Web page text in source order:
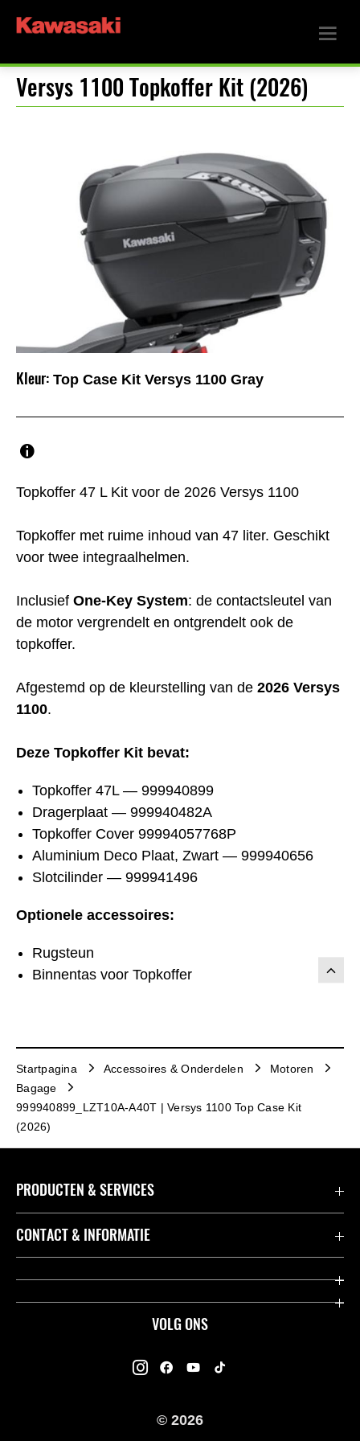
Versys 1100 Topkoffer Kit (2026)
Topkoffer 47 L Kit voor de 2026 Versys 1100
Topkoffer met ruime inhoud van 47 liter. Geschikt
voor twee integraalhelmen.
Inclusief One-Key System: de contactsleutel van
de motor vergrendelt en ontgrendelt ook de
topkoffer.
Afgestemd op de kleurstelling van de 2026 Versys
1100.
Deze Topkoffer Kit bevat:
Topkoffer 47L — 999940899
Dragerplaat — 999940482A
Topkoffer Cover 99994057768P
Aluminium Deco Plaat, Zwart — 999940656
Slotcilinder — 999941496
Optionele accessoires:
Rugsteun
Binnentas voor Topkoffer
Kleur: Top Case Kit Versys 1100 Gray
Startpagina Accessoires & Onderdelen
Motoren
Bagage
999940899_LZT10A-A40T | Versys 1100 Top Case Kit
(2026)
VOLG ONS
PRODUCTEN & SERVICES
Accessoires & Onderdelen
Dealers
K-Care Fabrieksgarantie
Gebruikershandleidingen
CONTACT & INFORMATIE
Contact
© 2026